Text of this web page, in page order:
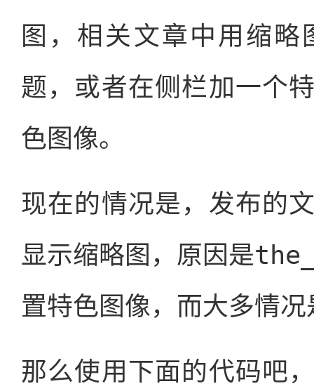
图，相关文章中用缩
题，或者在侧栏加一个
色图像。
现在的情况是，发布的
显示缩略图，原因是
置特色图像，而大多情
那么使用下面的代码吧